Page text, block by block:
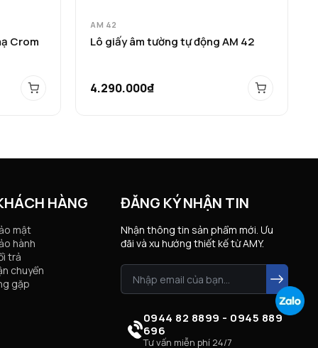
Crom
AM 42
Lô giấy âm tường tự động AM 42
4.290.000₫
HÀNG
mật
hành
trả
chuyển
gặp
ĐĂNG KÝ NHẬN TIN
Nhận thông tin sản phẩm mới. Ưu
đãi và xu hướng thiết kế từ AMY.
0944 82 8899 - 0945 889
696
Tư vấn miễn phí 24/7